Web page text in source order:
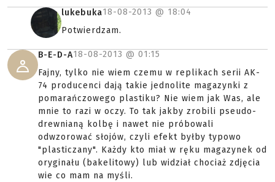
lukebuka18-08-2013 @ 18:04
Potwierdzam.
B-E-D-A18-08-2013 @ 01:15
Fajny, tylko nie wiem czemu w replikach serii AK-
74 producenci dają takie jednolite magazynki z
pomarańczowego plastiku? Nie wiem jak Was, ale
mnie to razi w oczy. To tak jakby zrobili pseudo-
drewnianą kolbę i nawet nie próbowali
odwzorować słojów, czyli efekt byłby typowo
"plasticzany". Każdy kto miał w ręku magazynek od
oryginału (bakelitowy) lub widział chociaż zdjęcia
wie co mam na myśli.